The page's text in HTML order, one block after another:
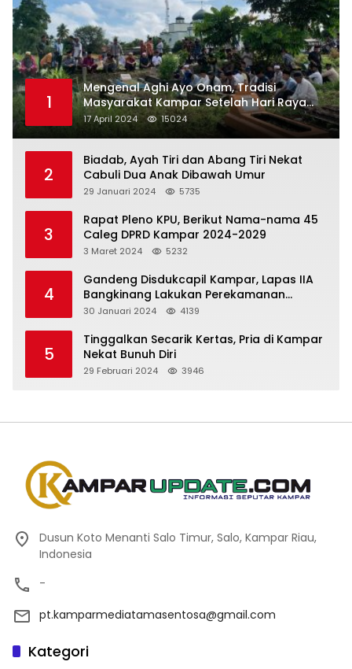
1
Mengenal Aghi Ayo Onam, Tradisi
Masyarakat Kampar Setelah Hari Raya
Idul Fitri
17 April 2024 15024
2
Biadab, Ayah Tiri dan Abang Tiri Nekat
Cabuli Dua Anak Dibawah Umur
29 Januari 2024 5735
3
Rapat Pleno KPU, Berikut Nama-nama 45
3 Maret 2024 5232
4
Gandeng Disdukcapil Kampar, Lapas IIA
Bangkinang Lakukan Perekamanan
Kependudukan WBP
30 Januari 2024 4139
5
Tinggalkan Secarik Kertas, Pria di Kampar
Nekat Bunuh Diri
29 Februari 2024 3946
Dusun Koto Menanti Salo Timur, Salo, Kampar Riau,
Indonesia
-
pt.kamparmediatamasentosa@gmail.com
Kategori